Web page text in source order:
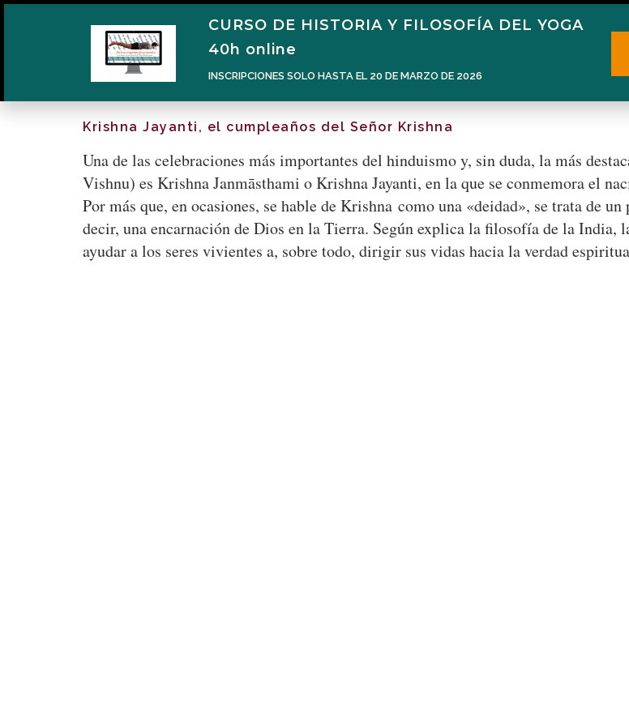
Narén
Krishna Jayanti, el cumpleaños del Señor Krishna
Una de las celebraciones más importantes del hinduismo y, sin duda, la más
Vishnu) es Krishna Janmāsthami o Krishna Jayanti, en la que se conmemora el
Por más que, en ocasiones, se hable de Krishna como una «deidad», se trata de
decir, una encarnación de Dios en la Tierra. Según explica la filosofía de la India,
ayudar a los seres vivientes a, sobre todo, dirigir sus vidas hacia la verdad
CURSO DE HISTORIA Y FILOSOFÍA DEL YOGA
40h online
INSCRIPCIONES SOLO HASTA EL 20 DE MARZO DE 2026